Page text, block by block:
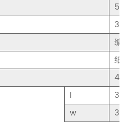
编
纸
4
l
38
w
38